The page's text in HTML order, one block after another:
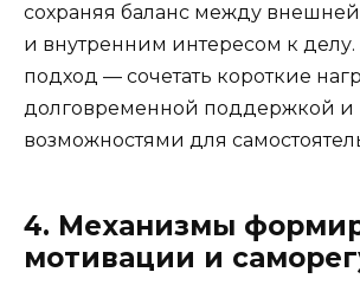
сохраняя баланс между
и внутренним интересом к
подход — сочетать короткие
долговременной поддержкой и
возможностями для
4. Механизмы
мотивации и